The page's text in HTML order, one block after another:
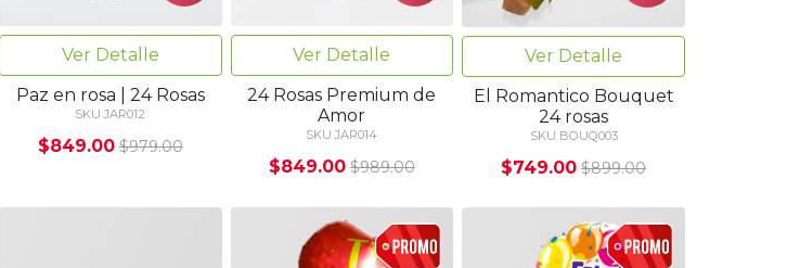
Ver Detalle
Paz en rosa | 24 Rosas
SKU JAR012
$849.00 $979.00
Ver Detalle
24 Rosas Premium de
Amor
SKU JAR014
$849.00 $989.00
Ver Detalle
El Romantico Bouquet
24 rosas
SKU BOUQ003
$749.00 $899.00